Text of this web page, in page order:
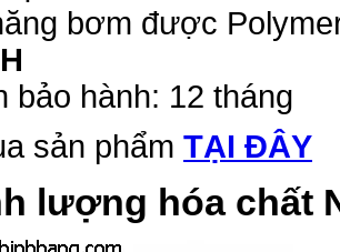
bơm được
bảo hành: 12 tháng
sản phẩm TẠI ĐÂY
lượng hóa chất